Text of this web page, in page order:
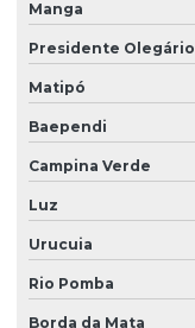
Manga
Presidente Olegário
Matipó
Baependi
Campina Verde
Luz
Urucuia
Rio Pomba
Borda da Mata